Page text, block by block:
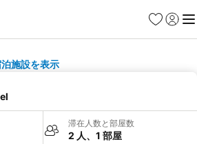
お気に入り
ログイ
メ
施設を表示
滞在人数と部屋数
2 人、1 部屋